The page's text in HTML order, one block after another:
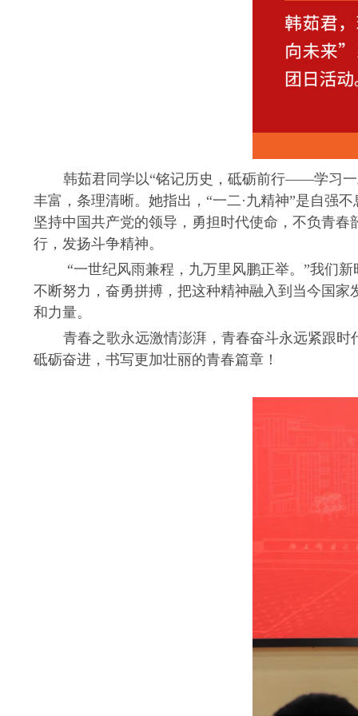
韩茹君同学以“铭记历史，砥砺前行——学习
丰富，条理清晰。她指出，“一二·九精神”是自强
坚持中国共产党的领导，勇担时代使命，不负青春
行，发扬斗争精神。
“一世纪风雨兼程，九万里风鹏正举。”我们
不断努力，奋勇拼搏，把这种精神融入到当今国
和力量。
青春之歌永远激情澎湃，青春奋斗永远紧跟
砥砺奋进，书写更加壮丽的青春篇章！